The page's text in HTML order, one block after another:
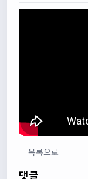
식사들 하십셔
다다우운13:44:05
회원가입 하단에
목록으로
댓글